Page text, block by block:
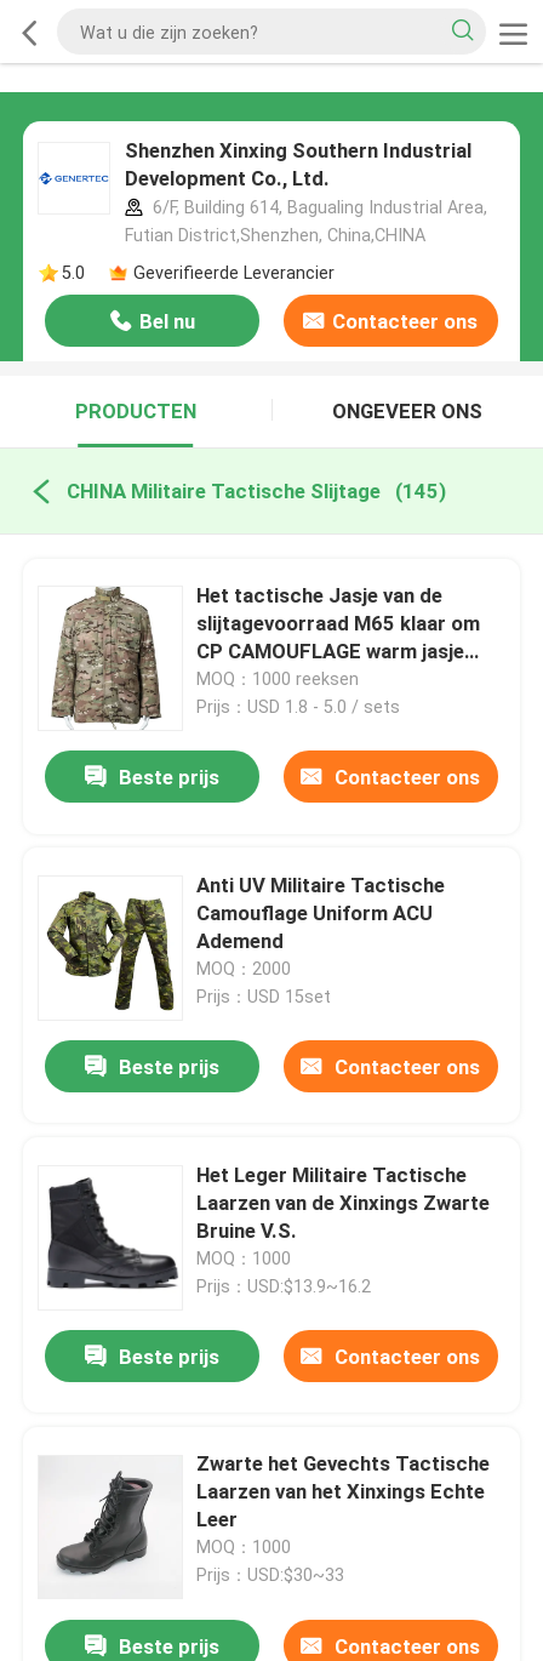
Shenzhen Xinxing Southern Industrial
Development Co., Ltd.
6/F, Building 614, Bagualing Industrial Area,
Futian District,Shenzhen, China,CHINA
5.0
Geverifieerde Leverancier
Bel nu Contacteer ons
PRODUCTEN ONGEVEER ONS
CHINA Militaire Tactische Slijtage (145)
Het tactische Jasje van de
slijtagevoorraad M65 klaar om
CP CAMOUFLAGE warm jasje
met het binnenjasje van het
laagleger te verschepen
MOQ：1000 reeksen
Prijs：USD 1.8 - 5.0 / sets
Beste prijs Contacteer ons
Anti UV Militaire Tactische
Camouflage Uniform ACU
Ademend
MOQ：2000
Prijs：USD 15set
Beste prijs Contacteer ons
Het Leger Militaire Tactische
Laarzen van de Xinxings Zwarte
Bruine V.S.
MOQ：1000
Prijs：USD:$13.9~16.2
Beste prijs Contacteer ons
Zwarte het Gevechts Tactische
Laarzen van het Xinxings Echte
Leer
MOQ：1000
Prijs：USD:$30~33
Beste prijs Contacteer ons